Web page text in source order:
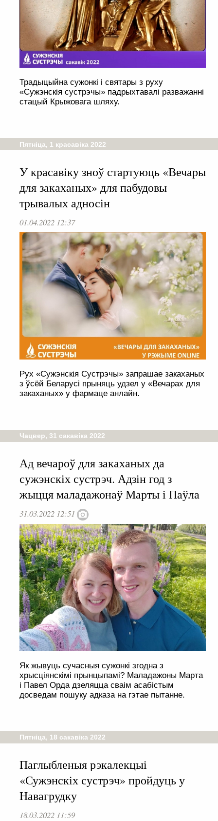
Традыцыйна сужонкі і святары з руху
«Сужэнскія сустрэчы» падрыхтавалі разважанні
стацый Крыжовага шляху.
Пятніца, 1 красавіка 2022
У красавіку зноў стартуюць «Вечары
для закаханых» для пабудовы
трывалых адносін
01.04.2022 12:37
Рух «Сужэнскія Сустрэчы» запрашае закаханых
з ўсёй Беларусі прыняць удзел у «Вечарах для
закаханых» у фармаце анлайн.
Чацвер, 31 сакавіка 2022
Ад вечароў для закаханых да
сужэнскіх сустрэч. Адзін год з
жыцця маладажонаў Марты і Паўла
31.03.2022 12:51
Як жывуць сучасныя сужонкі згодна з
хрысціянскімі прынцыпамі? Маладажоны Марта
і Павел Орда дзеляцца сваім асабістым
досведам пошуку адказа на гэтае пытанне.
Пятніца, 18 сакавіка 2022
Паглыбленыя рэкалекцыі
«Сужэнскіх сустрэч» пройдуць у
Навагрудку
18.03.2022 11:59